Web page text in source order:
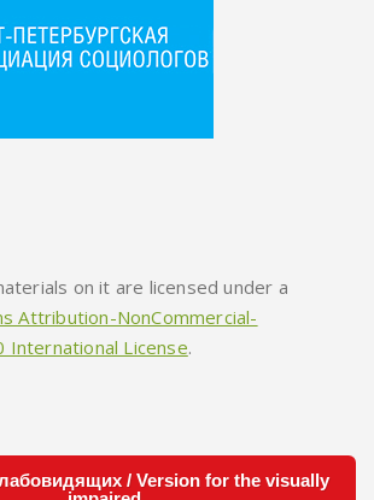
on it are licensed under a
Attribution-NonCommercial-
International License.
/ Version for the visually